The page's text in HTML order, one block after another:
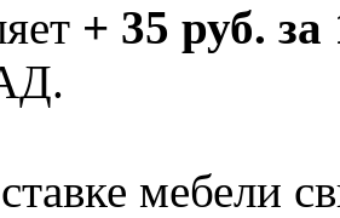
+ 35 руб.
мебели